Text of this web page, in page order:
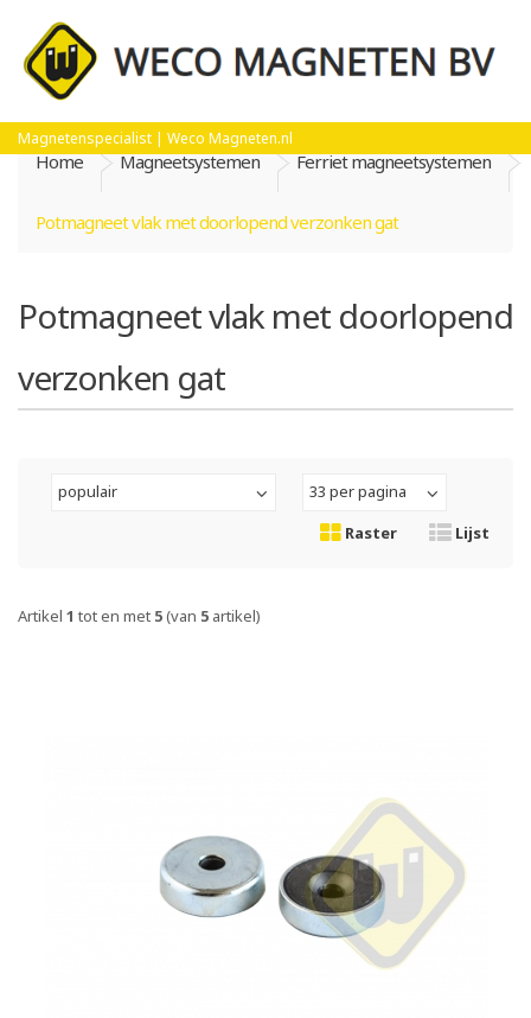
Magnetenspecialist | Weco Magneten.nl
Home Magneetsystemen Ferriet magneetsystemen
Potmagneet vlak met doorlopend verzonken gat
Potmagneet vlak met doorlopend
verzonken gat
populair
33 per pagina
Raster
Lijst
Artikel 1 tot en met 5(van 5 artikel)